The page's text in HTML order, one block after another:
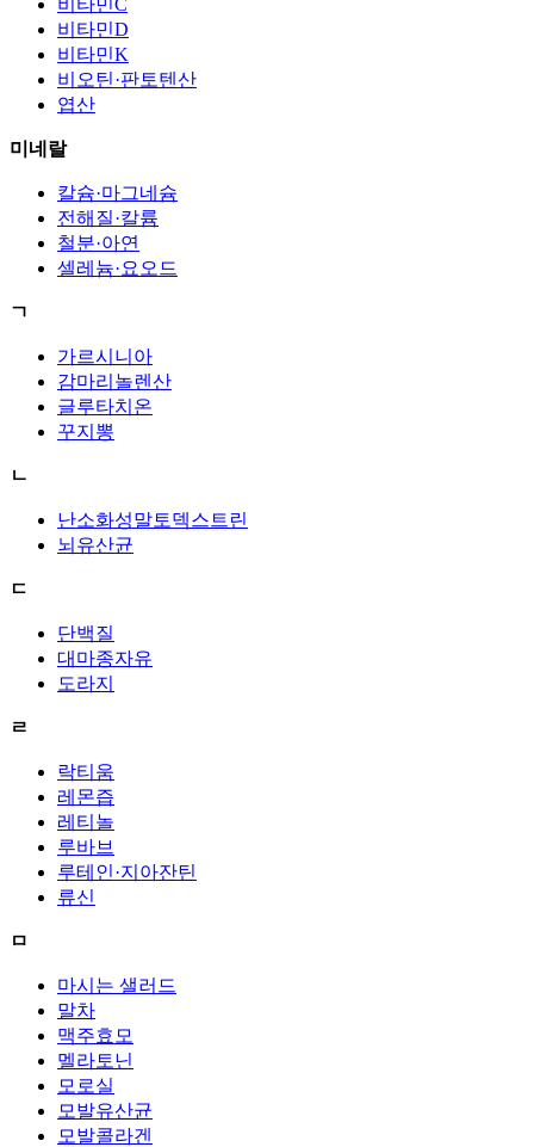
비타민D
비타민K
비오틴·판토텐산
엽산
미네랄
칼슘·마그네슘
전해질·칼륨
철분·아연
셀레늄·요오드
ㄱ
가르시니아
감마리놀렌산
글루타치온
꾸지뽕
ㄴ
난소화성말토덱스트린
뇌유산균
ㄷ
단백질
대마종자유
도라지
ㄹ
락티움
레몬즙
레티놀
루바브
루테인·지아잔틴
류신
ㅁ
마시는 샐러드
말차
맥주효모
멜라토닌
모로실
모발유산균
모발콜라겐